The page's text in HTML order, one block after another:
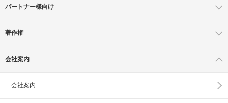
パートナー様向け
著作権
会社案内
会社案内